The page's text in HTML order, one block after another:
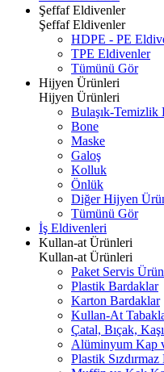
Şeffaf Eldivenler
Şeffaf Eldivenler
HDPE - PE
TPE Eldivenler
Tümünü Gör
Hijyen Ürünleri
Hijyen Ürünleri
Bulaşık-Temizlik
Bone
Maske
Galoş
Kolluk
Önlük
Diğer Hijyen
Tümünü Gör
İş Eldivenleri
Kullan-at Ürünleri
Kullan-at Ürünleri
Paket Servis
Plastik Bardaklar
Karton Bardaklar
Kullan-At
Çatal, Bıçak,
Alüminyum Kap
Plastik